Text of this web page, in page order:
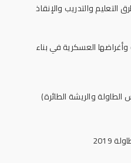
التعليم والتدريب والإنقاذ
وأغراضها العسكرية في بناء
والريشة الطائرة)
2019